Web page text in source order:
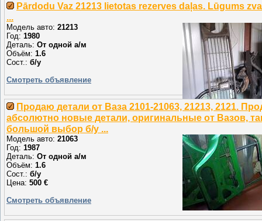
Pārdodu Vaz 21213 lietotas rezerves daļas. Lūgums
...
Модель авто: 21213
Год: 1980
Деталь: От одной а/м
Объём: 1.6
Сост.: б/у
Смотреть объявление
Продаю детали от Ваза 2101-21063, 21213, 2121.
абсолютно новые детали, оригинальные от Вазов,
большой выбор б/у ...
Модель авто: 21063
Год: 1987
Деталь: От одной а/м
Объём: 1.6
Сост.: б/у
Цена: 500 €
Смотреть объявление